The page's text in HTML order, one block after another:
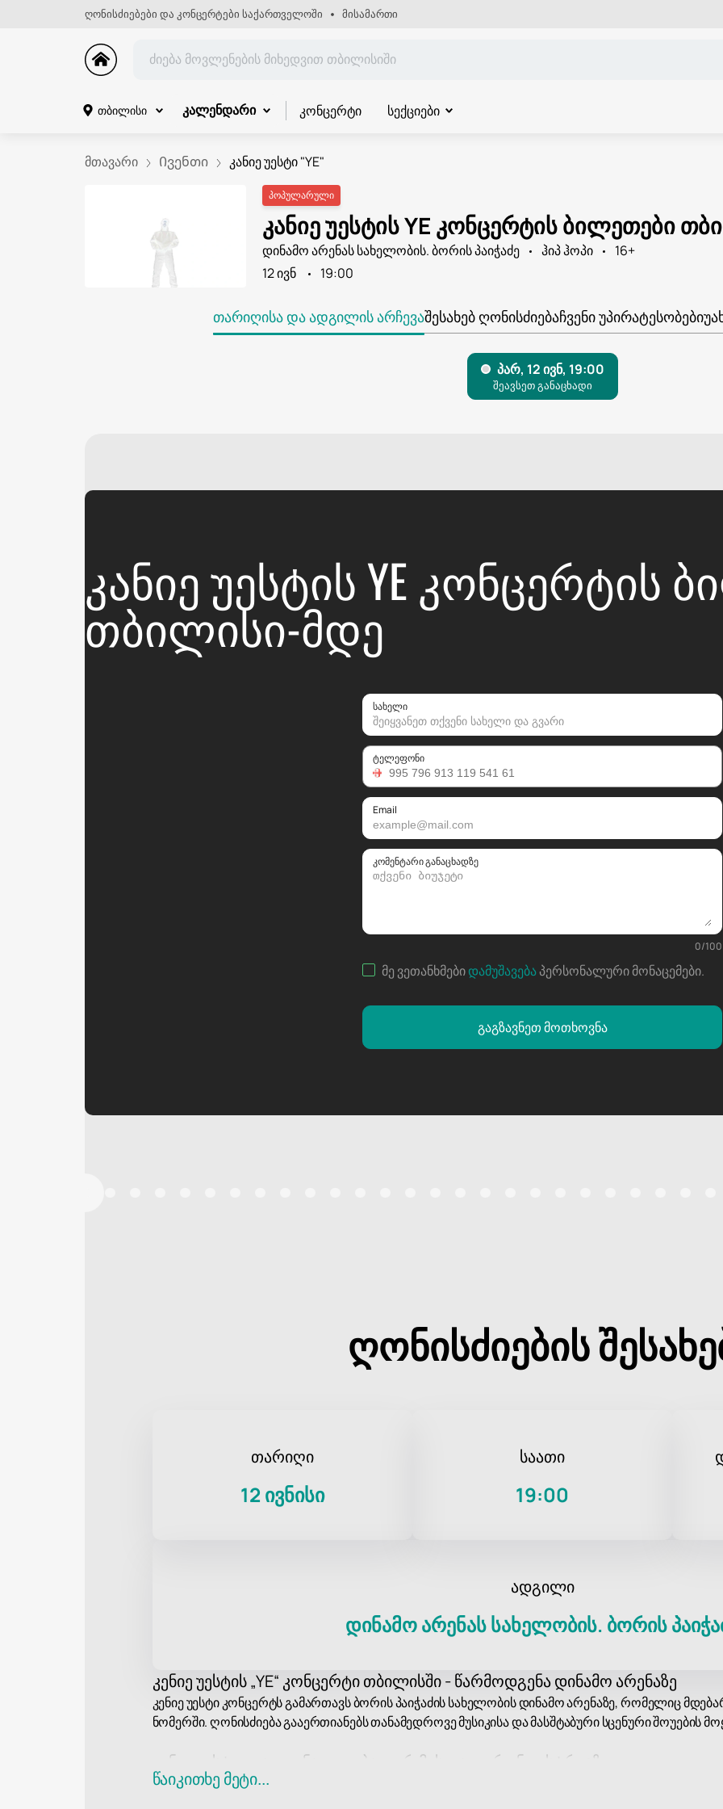
ღონისძიებები და კონცერტები საქართველოში მისამართი
თბილისი კალენდარი კონცერტი სექციები
მთავარი Ივენთი კანიე უესტი "YE"
პოპულარული
კანიე უესტის YE კონცერტის ბილეთები
დინამო არენას სახელობის. ბორის პაიჭაძე ჰიპ ჰოპი
16+
12 ივნ
19:00
ᲗᲐᲠᲘᲦᲘᲡᲐ ᲓᲐ ᲐᲓᲒᲘᲚᲘᲡ ᲐᲠᲩᲔᲕᲐᲨᲔᲡᲐᲮᲔᲑ ᲦᲝᲜᲘᲡᲫᲘᲔᲑᲐᲩᲕᲔᲜᲘ ᲣᲞᲘᲠᲐᲢᲔᲡᲝᲑᲔᲑᲘ
ᲙᲐᲜᲘᲔ ᲣᲔᲡᲢᲘᲡ YE ᲙᲝᲜᲪᲔᲠᲢᲘᲡ
ᲗᲑᲘᲚᲘᲡᲘ-ᲛᲓᲔ
სახელი
ტელეფონი
Email
კომენტარი განაცხადზე
0/100
მე ვეთანხმებიდამუშავებაპერსონალური მონაცემები.
გაგზავნეთ მოთხოვნა
ღონისძიების
თარიღი
12 ივნისი
საათი
19:00
ადგილი
დინამო არენას სახელობის. ბორის
კენიე უესტის „YE“ კონცერტი თბილისში - წარმოდგენა დინამო არენაზე
კენიე უესტი კონცერტს გამართავს ბორის პაიჭაძის სახელობის დინამო არენაზე, რომელიც
ნომერში. ღონისძიება გააერთიანებს თანამედროვე მუსიკისა და მასშტაბური სცენური შოუების
კენიე უესტი - გავლენა გლობალურ მუსიკალურ ინდუსტრიაზე
კენიე უესტი, ასევე ცნობილი როგორც Ye, ინდუსტრიის ერთ-ერთი ყველაზე გავლენიანი
წაიკითხე მეტი...